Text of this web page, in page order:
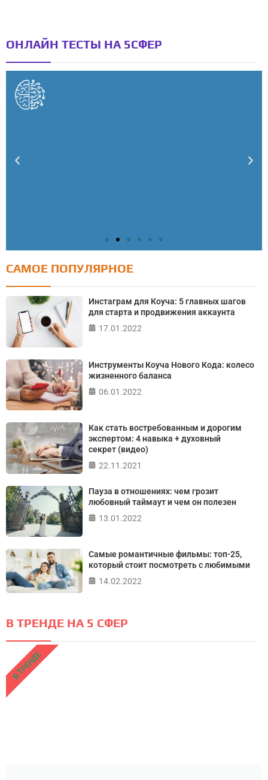
ОНЛАЙН ТЕСТЫ НА 5СФЕР
Тест: Как я контролирую свою жизнь?
Онлайн тест на основе шкалы локуса контроля
Джулиана Роттера
САМОЕ ПОПУЛЯРНОЕ
Инстаграм для Коуча: 5 главных шагов
для старта и продвижения аккаунта
17.01.2022
Инструменты Коуча Нового Кода: колесо
жизненного баланса
06.01.2022
Как стать востребованным и дорогим
экспертом: 4 навыка + духовный
секрет (видео)
22.11.2021
Пауза в отношениях: чем грозит
любовный таймаут и чем он полезен
13.01.2022
Самые романтичные фильмы: топ-25,
который стоит посмотреть с любимыми
14.02.2022
В ТРЕНДЕ НА 5 СФЕР
В ТРЕНДЕ